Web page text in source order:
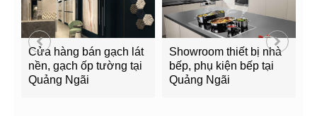
Cửa hàng bán gạch lát
nền, gạch ốp tường tại
Quảng Ngãi
Showroom thiết bị nhà
bếp, phụ kiện bếp tại
Quảng Ngãi